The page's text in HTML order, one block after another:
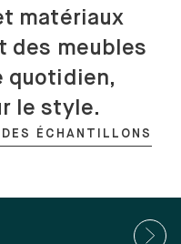
matériaux
des meubles
quotidien,
le style.
ÉCHANTILLONS